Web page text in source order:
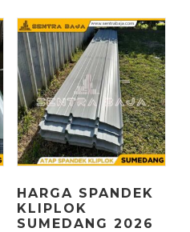
HARGA SPANDEK
KLIPLOK
SUMEDANG 2026